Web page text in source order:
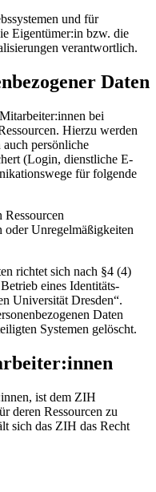
und für
Eigentümer:in bzw. die
verantwortlich.
Daten
bei
Hierzu werden
auch persönliche
(Login, dienstliche E-
für folgende
oder Unregelmäßigkeiten
richtet sich nach §4 (4)
eines Identitäts-
Universität Dresden“.
Daten
Systemen gelöscht.
ist dem ZIH
deren Ressourcen zu
sich das ZIH das Recht